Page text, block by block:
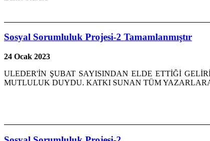
Sosyal Sorumluluk Projesi-2 Tamamlanmıştır
24 Ocak 2023
ULEDER'İN ŞUBAT SAYISINDAN ELDE ETTİĞİ
MUTLULUK DUYDU. KATKI SUNAN TÜM